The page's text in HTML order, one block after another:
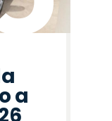
a